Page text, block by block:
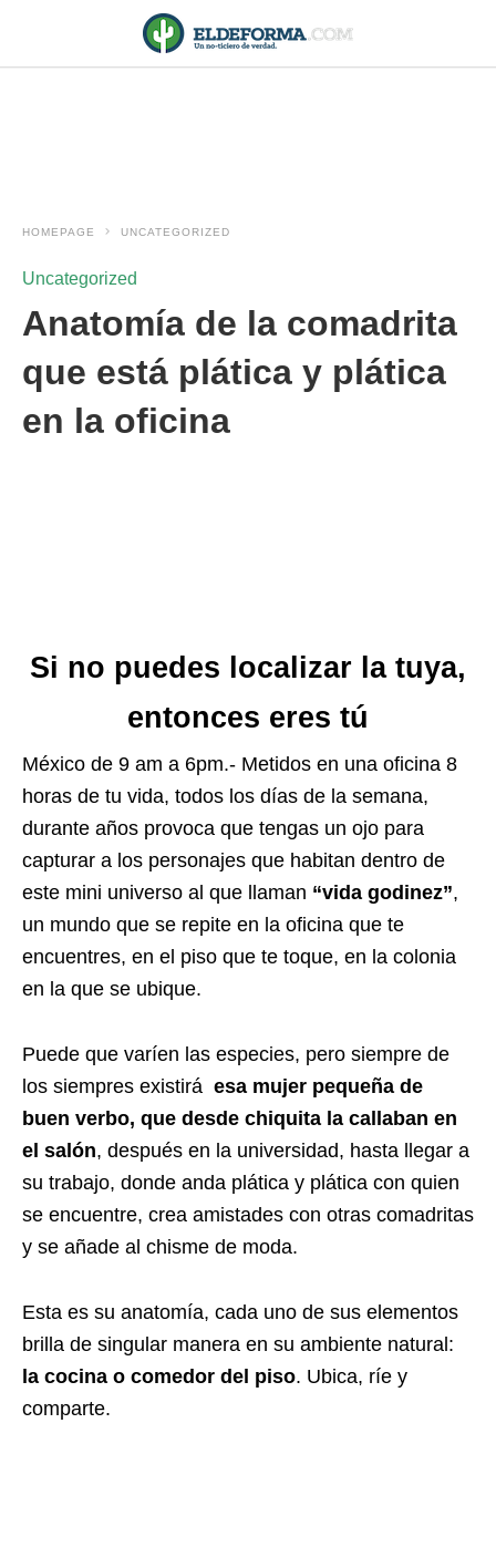
HOMEPAGE UNCATEGORIZED
Uncategorized
Anatomía de la comadrita
que está plática y plática
en la oficina
Si no puedes localizar la tuya,
entonces eres tú
México de 9 am a 6pm.- Metidos en una oficina 8
horas de tu vida, todos los días de la semana,
durante años provoca que tengas un ojo para
capturar a los personajes que habitan dentro de
este mini universo al que llaman “vida godinez”,
un mundo que se repite en la oficina que te
encuentres, en el piso que te toque, en la colonia
en la que se ubique.
Puede que varíen las especies, pero siempre de
los siempres existirá esa mujer pequeña de
buen verbo, que desde chiquita la callaban en
el salón, después en la universidad, hasta llegar a
su trabajo, donde anda plática y plática con quien
se encuentre, crea amistades con otras comadritas
y se añade al chisme de moda.
Esta es su anatomía, cada uno de sus elementos
brilla de singular manera en su ambiente natural:
la cocina o comedor del piso. Ubica, ríe y
comparte.